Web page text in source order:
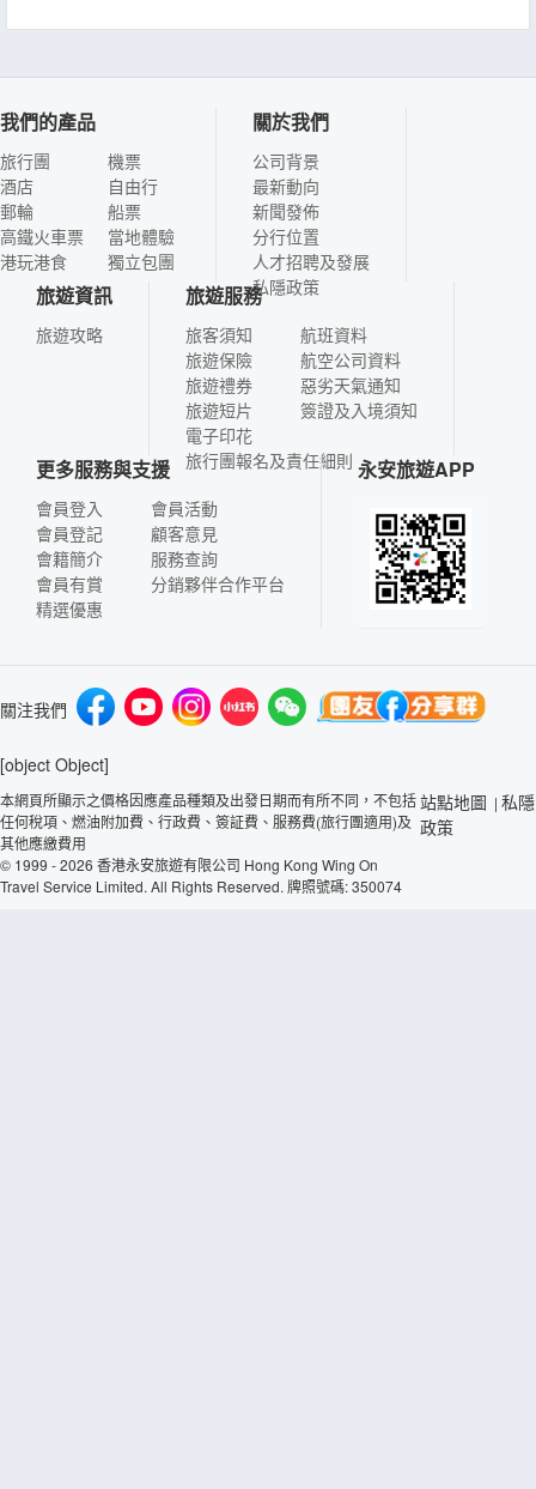
我們的產品
旅行團
酒店
郵輪
高鐵火車票
港玩港食
機票
自由行
船票
當地體驗
獨立包團
關於我們
公司背景
最新動向
新聞發佈
分行位置
人才招聘及發展
私隱政策
旅遊資訊
旅遊攻略
旅遊服務
旅客須知
旅遊保險
旅遊禮券
旅遊短片
電子印花
航班資料
航空公司資料
惡劣天氣通知
簽證及入境須知
旅行團報名及責任細則
更多服務與支援
會員登入
會員登記
會籍簡介
會員有賞
精選優惠
會員活動
顧客意見
服務查詢
分銷夥伴合作平台
永安旅遊APP
關注我們
[object Object]
本網頁所顯示之價格因應產品種類及出發日期而有所不同，不包括
任何稅項、燃油附加費、行政費、簽証費、服務費(旅行團適用)及
其他應繳費用
© 1999 - 2026 香港永安旅遊有限公司 Hong Kong Wing On
Travel Service Limited. All Rights Reserved. 牌照號碼: 350074
站點地圖 | 私隱
政策